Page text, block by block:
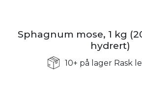
Sphagnum mose, 1 kg
hydrert)
10+ på lager Rask